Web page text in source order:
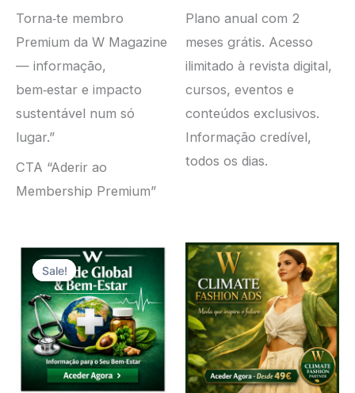
Torna‑te membro
Premium da W Magazine
— informação,
bem‑estar e impacto
sustentável num só
lugar.”
CTA “Aderir ao
Membership Premium”
Plano anual com 2
meses grátis. Acesso
ilimitado à revista digital,
cursos, eventos e
conteúdos exclusivos.
Informação credível,
todos os dias.
Sale!
Sale!